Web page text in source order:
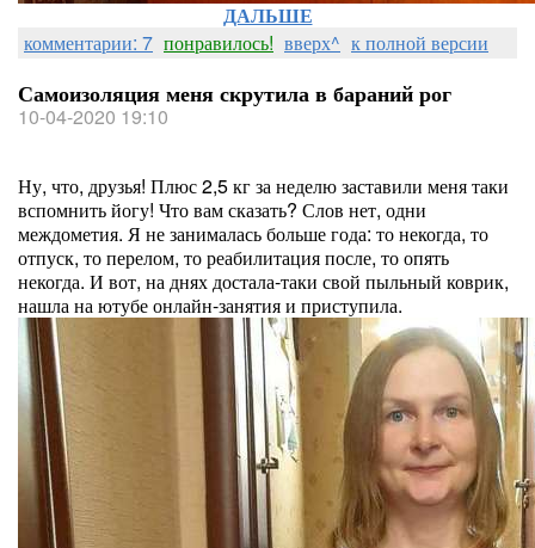
ДАЛЬШЕ
комментарии: 7 понравилось! вверх^ к полной версии
Самоизоляция меня скрутила в бараний рог
10-04-2020 19:10
Ну, что, друзья! Плюс 2,5 кг за неделю заставили меня таки
вспомнить йогу! Что вам сказать? Слов нет, одни
междометия. Я не занималась больше года: то некогда, то
отпуск, то перелом, то реабилитация после, то опять
некогда. И вот, на днях достала-таки свой пыльный коврик,
нашла на ютубе онлайн-занятия и приступила.